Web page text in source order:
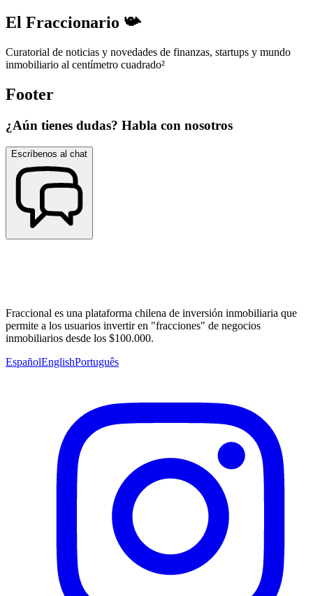
El Fraccionario 📯
Curatorial de noticias y novedades de finanzas, startups y mundo
inmobiliario al centímetro cuadrado²
Footer
¿Aún tienes dudas? Habla con nosotros
Escríbenos al chat
Fraccional es una plataforma chilena de inversión inmobiliaria que
permite a los usuarios invertir en "fracciones" de negocios
inmobiliarios desde los $100.000.
EspañolEnglishPortuguês